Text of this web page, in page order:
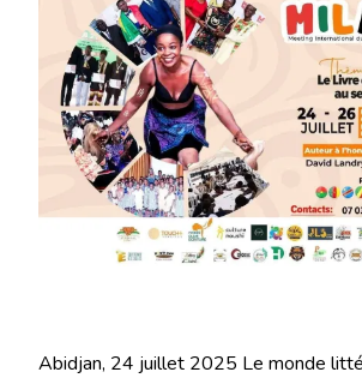
ÉDITION
DU
MILA
:
LE
LIVRE
DEVIENT
PONT
ENTRE
LES
PEUPLES
Abidjan, 24 juillet 2025 Le monde